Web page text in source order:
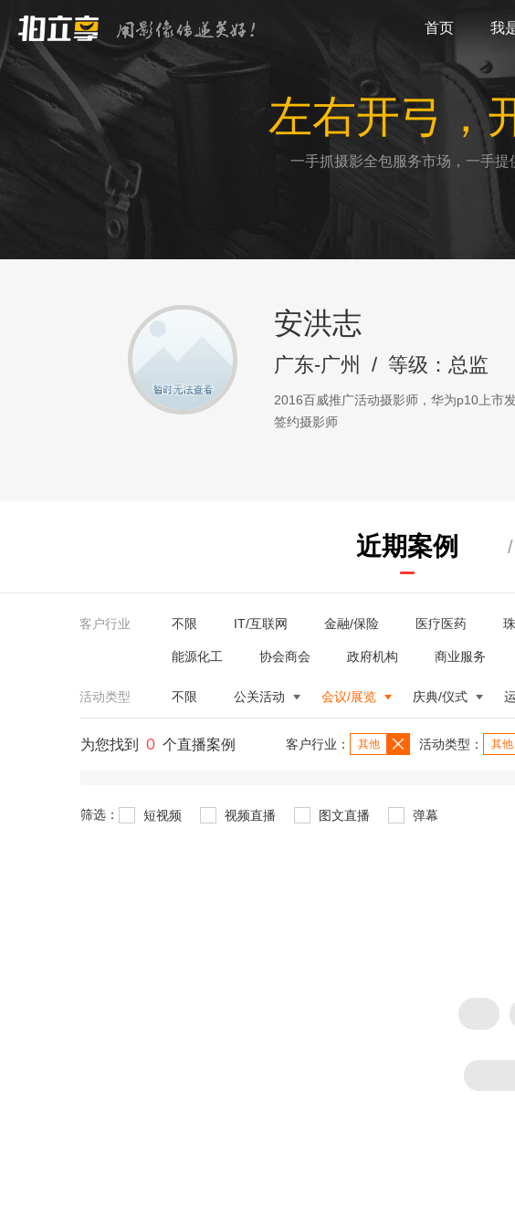
首页 我
左右开弓，
一手抓摄影全包服务市场，一手提
安洪志
广东-广州 / 等级：总监
2016百威推广活动摄影师，华为p10上市
签约摄影师
近期案例 /
客户行业 不限 IT/互联网 金融/保险 医疗医药
能源化工 协会商会 政府机构 商业服务
活动类型 不限 公关活动 会议/展览 庆典/仪式
为您找到 0 个直播案例 客户行业： 其他 活动类型： 其他
筛选： 短视频 视频直播 图文直播 弹幕